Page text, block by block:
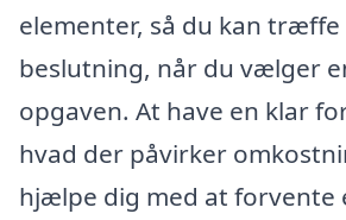
elementer, så du kan
beslutning, når du vælger
opgaven. At have en klar
hvad der påvirker
hjælpe dig med at forvente